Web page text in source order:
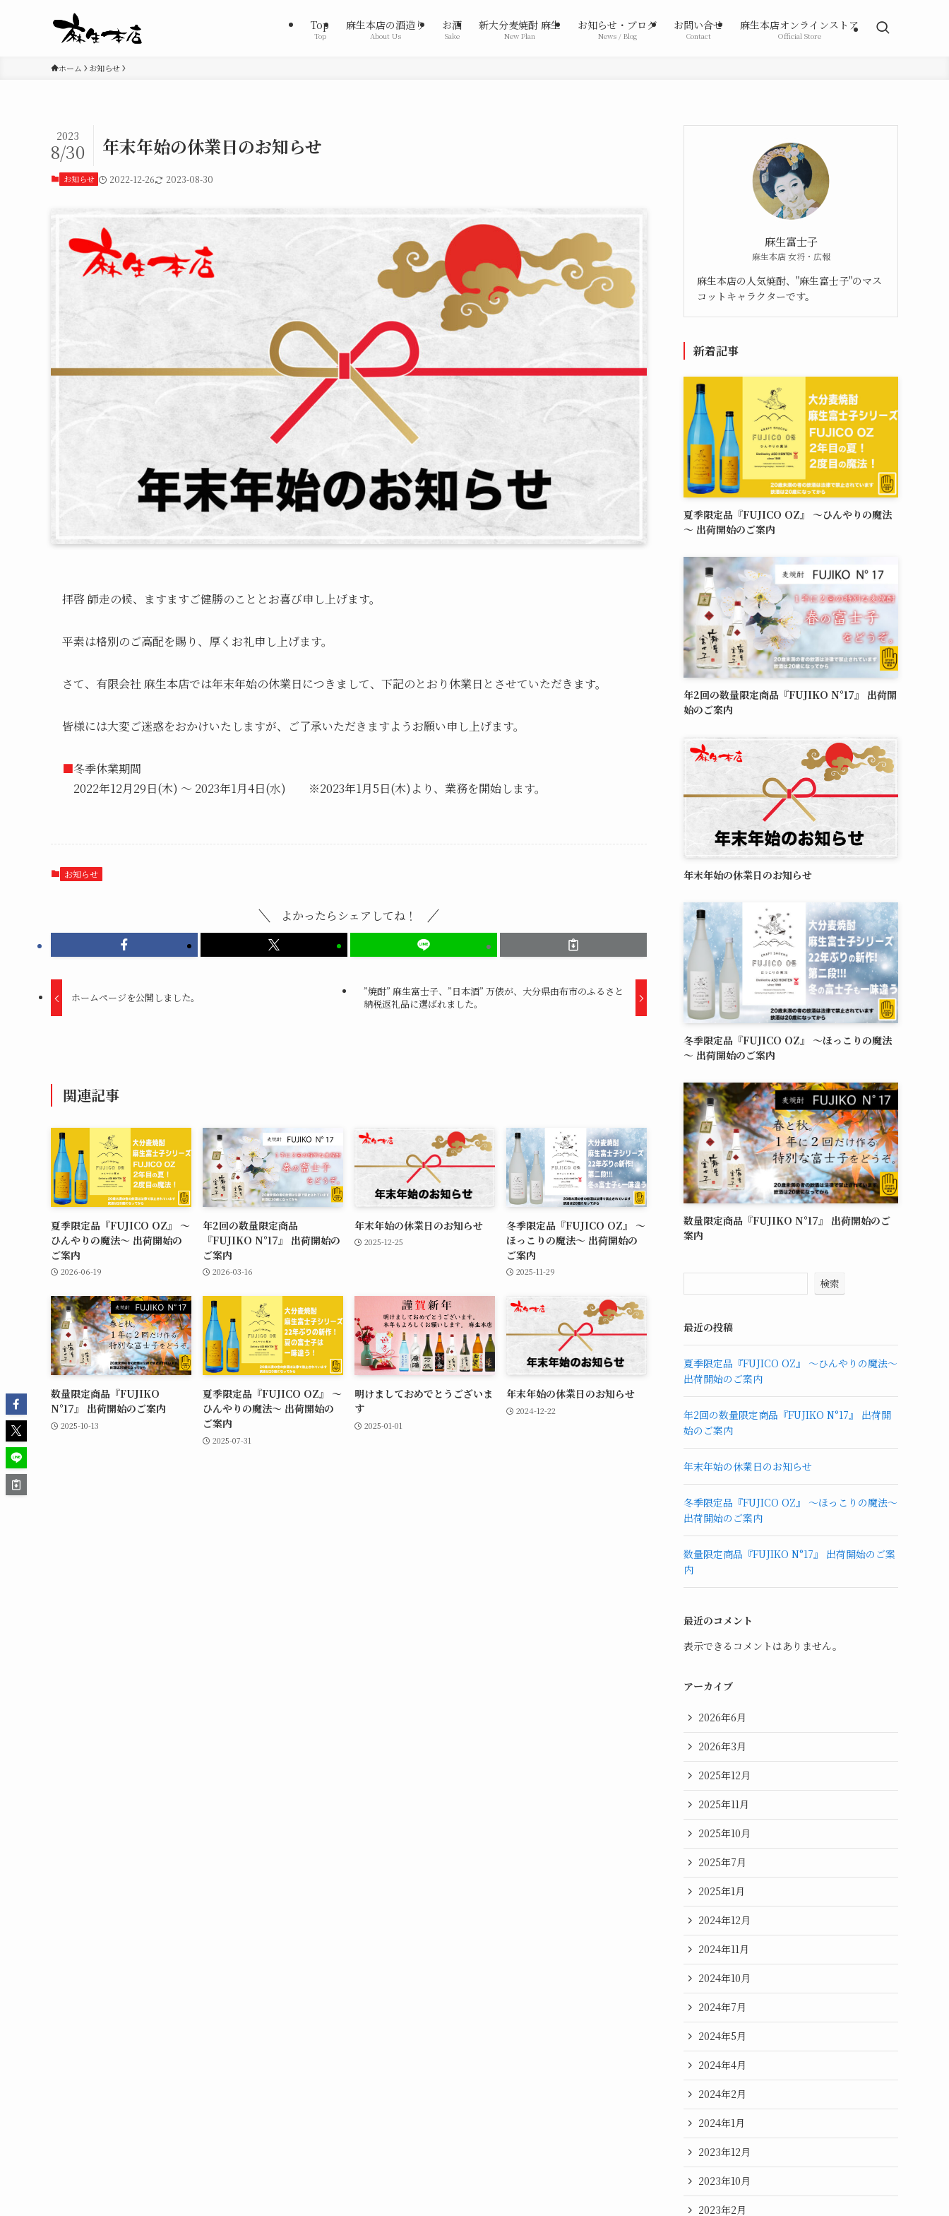
Top
Top
麻生本店の酒造り
About Us
お酒
Sake
新大分麦焼酎 麻生
New Plan
お知らせ・ブログ
News / Blog
お問い合せ
Contact
麻生本店オンラインストア
Official Store
ホーム お知らせ
年末年始の休業日のお知らせ
2023
8/30
お知らせ 2022-12-26 2023-08-30
拝啓 師走の候、ますますご健勝のこととお喜び申し上げます。
平素は格別のご高配を賜り、厚くお礼申し上げます。
さて、有限会社 麻生本店では年末年始の休業日につきまして、下記のとおり休業日とさせていただきます。
皆様には大変ご迷惑をおかけいたしますが、ご了承いただきますようお願い申し上げます。
■冬季休業期間
2022年12月29日(木) ～ 2023年1月4日(水) ※2023年1月5日(木)より、業務を開始します。
お知らせ
よかったらシェアしてね！
ホームページを公開しました。
”焼酎” 麻生富士子、”日本酒” 万俵が、大分県由布市のふるさと
納税返礼品に選ばれました。
関連記事
夏季限定品『FUJICO OZ』 ～
ひんやりの魔法～ 出荷開始の
ご案内
2026-06-19
年2回の数量限定商品
『FUJIKO N°17』 出荷開始の
ご案内
2026-03-16
年末年始の休業日のお知らせ
2025-12-25
冬季限定品『FUJICO OZ』 ～
ほっこりの魔法～ 出荷開始の
ご案内
2025-11-29
数量限定商品『FUJIKO
N°17』 出荷開始のご案内
2025-10-13
夏季限定品『FUJICO OZ』 ～
ひんやりの魔法～ 出荷開始の
ご案内
2025-07-31
明けましておめでとうございま
す
2025-01-01
年末年始の休業日のお知らせ
2024-12-22
麻生富士子
麻生本店 女将・広報
麻生本店の人気焼酎、"麻生富士子"のマス
コットキャラクターです。
新着記事
夏季限定品『FUJICO OZ』 ～ひんやりの魔法
～ 出荷開始のご案内
年2回の数量限定商品『FUJIKO N°17』 出荷開
始のご案内
年末年始の休業日のお知らせ
冬季限定品『FUJICO OZ』 ～ほっこりの魔法
～ 出荷開始のご案内
数量限定商品『FUJIKO N°17』 出荷開始のご
案内
検索
最近の投稿
夏季限定品『FUJICO OZ』 ～ひんやりの魔法～
出荷開始のご案内
年2回の数量限定商品『FUJIKO N°17』 出荷開
始のご案内
年末年始の休業日のお知らせ
冬季限定品『FUJICO OZ』 ～ほっこりの魔法～
出荷開始のご案内
数量限定商品『FUJIKO N°17』 出荷開始のご案
内
最近のコメント
表示できるコメントはありません。
アーカイブ
2026年6月
2026年3月
2025年12月
2025年11月
2025年10月
2025年7月
2025年1月
2024年12月
2024年11月
2024年10月
2024年7月
2024年5月
2024年4月
2024年2月
2024年1月
2023年12月
2023年10月
2023年2月